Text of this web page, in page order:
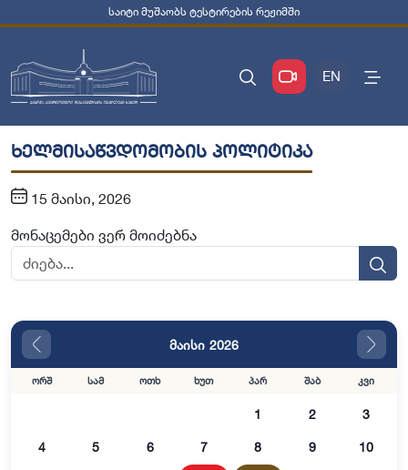
საიტი მუშაობს ტესტირების რეჟიმში
EN
ხელმისაწვდომობის პოლიტიკა
15 მაისი, 2026
მონაცემები ვერ მოიძებნა
მაისი 2026
ორშ სამ ოთხ ხუთ პარ შაბ კვი
1 2 3
4 5 6 7 8 9 10